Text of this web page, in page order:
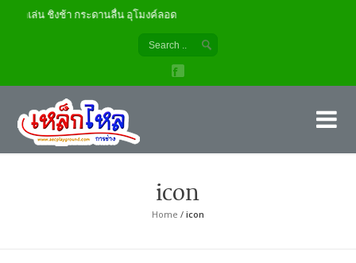
เด็กเล่น ชิงช้า กระดานลื่น อุโมงค์ลอด
icon
Home / icon